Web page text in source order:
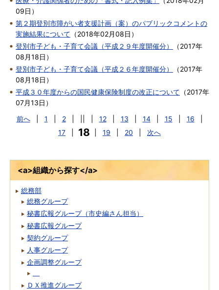
09日 ）
第２期登別市障がい者支援計画（案）のパブリックコメントの
実施結果について （2018年02月08日 ）
登別市子ども・子育て会議（平成２９年度開催分）
（2017年
08月18日 ）
登別市子ども・子育て会議（平成２６年度開催分）
（2017年
08月18日 ）
平成３０年度からの国民健康保険制度の改正について （2017年
07月13日 ）
前へ
1 2 12 13 14 15 16
17
18 19 20 次へ
<a>組織から探す</a>
総務部
総務グループ
秘書広報グループ（市史編さん担当）
秘書広報グループ
契約グループ
人事グループ
企画調整グループ
ＤＸ推進グループ